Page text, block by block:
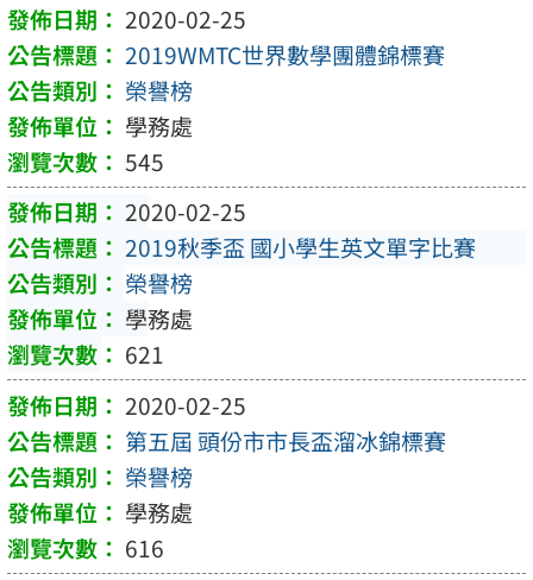
2020-02-25
2019WMTC世界數學團體錦標賽
榮譽榜
學務處
545
2020-02-25
2019秋季盃 國小學生英文單字比賽
榮譽榜
學務處
621
2020-02-25
第五屆 頭份市市長盃溜冰錦標賽
榮譽榜
學務處
616